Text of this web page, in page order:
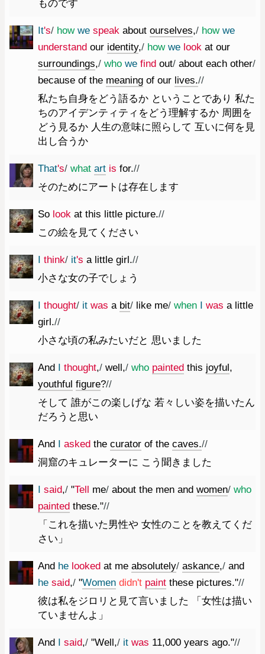
ものです
It's/ how we speak about ourselves,/ how we
understand our identity,/ how we look at our
surroundings,/ who we find out/ about each other/
because of the meaning of our lives.//
私たち自身をどう語るか ということであり 私た
ちのアイデンティティをどう理解するか 周囲を
どう見るか 人生の意味に照らして 互いに何を見
出し合うか
That's/ what art is for.//
そのためにアートは存在します
So look at this little picture.//
この絵を見てください
I think/ it's a little girl.//
小さな女の子でしょう
I thought/ it was a bit/ like me/ when I was a little
girl.//
小さな頃の私みたいだと 思いました
And I thought,/ well,/ who painted this joyful,
youthful figure?//
そして 誰がこの楽しげな 若々しい姿を描いたん
だろうと思い
And I asked the curator of the caves.//
洞窟のキュレーターに こう聞きました
I said,/ "Tell me/ about the men and women/ who
painted these."//
「これを描いた男性や 女性のことを教えてくだ
さい」
And he looked at me absolutely/ askance,/ and
he said,/ "Women didn't paint these pictures."//
彼は私をジロリと見て言いました 「女性は描い
ていませんよ」
And I said,/ "Well,/ it was 11,000 years ago."//